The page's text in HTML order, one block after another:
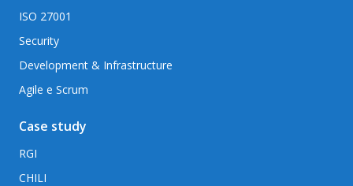
ISO 27001
Security
Development & Infrastructure
Agile e Scrum
Case study
RGI
CHILI